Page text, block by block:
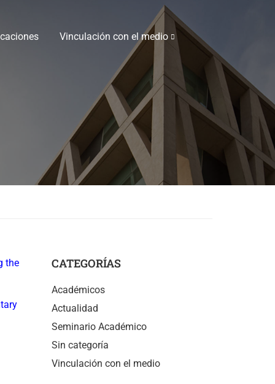
Vinculación con el medio
the
CATEGORÍAS
Académicos
Actualidad
Seminario Académico
Sin categoría
Vinculación con el medio